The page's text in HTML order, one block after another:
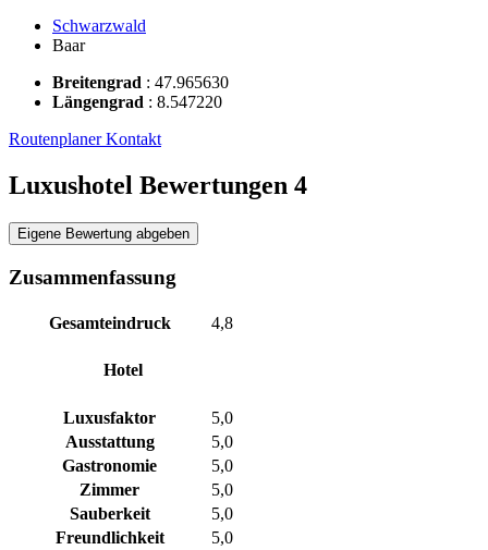
Schwarzwald
Baar
Breitengrad : 47.965630
Längengrad : 8.547220
RoutenplanerKontakt
Luxushotel Bewertungen 4
Eigene Bewertung abgeben
Zusammenfassung
Gesamteindruck 4,8
Hotel
Luxusfaktor
5,0
Ausstattung
5,0
Gastronomie
5,0
Zimmer
5,0
Sauberkeit
5,0
Freundlichkeit
5,0